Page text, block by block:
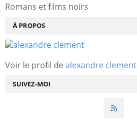
SUIVEZ-MOI
Romans et films noirs
À PROPOS
Voir le profil de alexandre clement